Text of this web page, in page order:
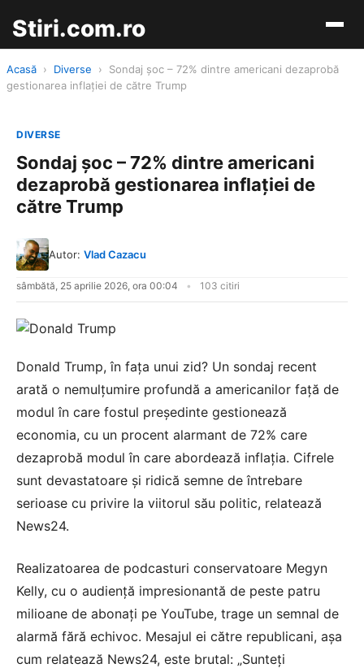
Stiri.com.ro
Acasă › Diverse ›
Sondaj șoc – 72% dintre americani dezaprobă
gestionarea inflației de către Trump
DIVERSE
Sondaj șoc – 72% dintre americani
dezaprobă gestionarea inflației de
către Trump
Autor: Vlad Cazacu
sâmbătă, 25 aprilie 2026, ora 00:04 103 citiri
Donald Trump, în fața unui zid? Un sondaj recent
arată o nemulțumire profundă a americanilor față de
modul în care fostul președinte gestionează
economia, cu un procent alarmant de 72% care
dezaprobă modul în care abordează inflația. Cifrele
sunt devastatoare și ridică semne de întrebare
serioase cu privire la viitorul său politic, relatează
News24.
Realizatoarea de podcasturi conservatoare Megyn
Kelly, cu o audiență impresionantă de peste patru
milioane de abonați pe YouTube, trage un semnal de
alarmă fără echivoc. Mesajul ei către republicani, așa
cum relatează News24, este brutal: „Sunteți